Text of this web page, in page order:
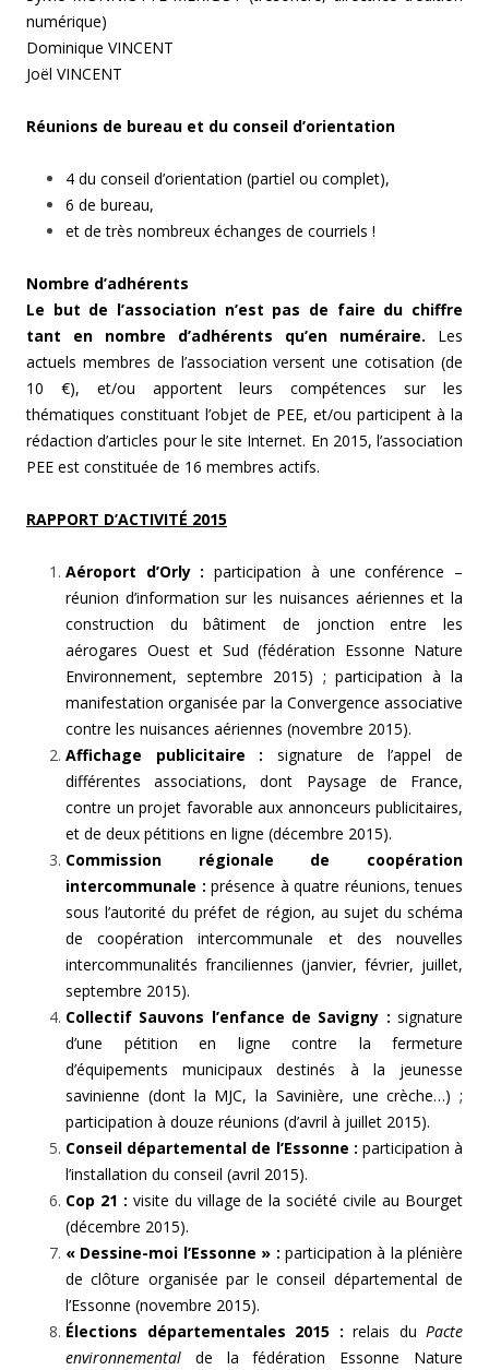
numérique)
Dominique VINCENT
Joël VINCENT
Réunions de bureau et du conseil d’orientation
4 du conseil d’orientation (partiel ou complet),
6 de bureau,
et de très nombreux échanges de courriels !
Nombre d’adhérents
Le but de l’association n’est pas de faire du chiffre
tant en nombre d’adhérents qu’en numéraire. Les
actuels membres de l’association versent une cotisation (de
10 €), et/ou apportent leurs compétences sur les
thématiques constituant l’objet de PEE, et/ou participent à la
rédaction d’articles pour le site Internet. En 2015, l’association
PEE est constituée de 16 membres actifs.
RAPPORT D’ACTIVITÉ 2015
Aéroport d’Orly : participation à une conférence –
réunion d’information sur les nuisances aériennes et la
construction du bâtiment de jonction entre les
aérogares Ouest et Sud (fédération Essonne Nature
Environnement, septembre 2015) ; participation à la
manifestation organisée par la Convergence associative
contre les nuisances aériennes (novembre 2015).
Affichage publicitaire : signature de l’appel de
différentes associations, dont Paysage de France,
contre un projet favorable aux annonceurs publicitaires,
et de deux pétitions en ligne (décembre 2015).
Commission régionale de coopération
intercommunale : présence à quatre réunions, tenues
sous l’autorité du préfet de région, au sujet du schéma
de coopération intercommunale et des nouvelles
intercommunalités franciliennes (janvier, février, juillet,
septembre 2015).
Collectif Sauvons l’enfance de Savigny : signature
d’une pétition en ligne contre la fermeture
d’équipements municipaux destinés à la jeunesse
savinienne (dont la MJC, la Savinière, une crèche…) ;
participation à douze réunions (d’avril à juillet 2015).
Conseil départemental de l’Essonne : participation à
l’installation du conseil (avril 2015).
Cop 21 : visite du village de la société civile au Bourget
(décembre 2015).
« Dessine-moi l’Essonne » : participation à la plénière
de clôture organisée par le conseil départemental de
l’Essonne (novembre 2015).
Élections départementales 2015 : relais du Pacte
environnemental de la fédération Essonne Nature